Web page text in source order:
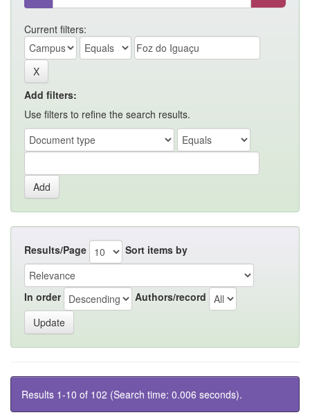
Current filters:
Add filters:
Use filters to refine the search results.
Results/Page Sort items by
In order Authors/record
Results 1-10 of 102 (Search time: 0.006 seconds).